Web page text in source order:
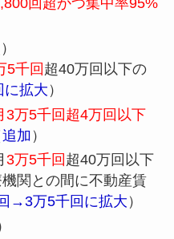
5千回 超40万回以下の
拡大 ）
3万5千回超4万回以下
追加 ）
3万5千回 超40万回以下
関との間に不動産賃
→3万5千回に拡大 ）